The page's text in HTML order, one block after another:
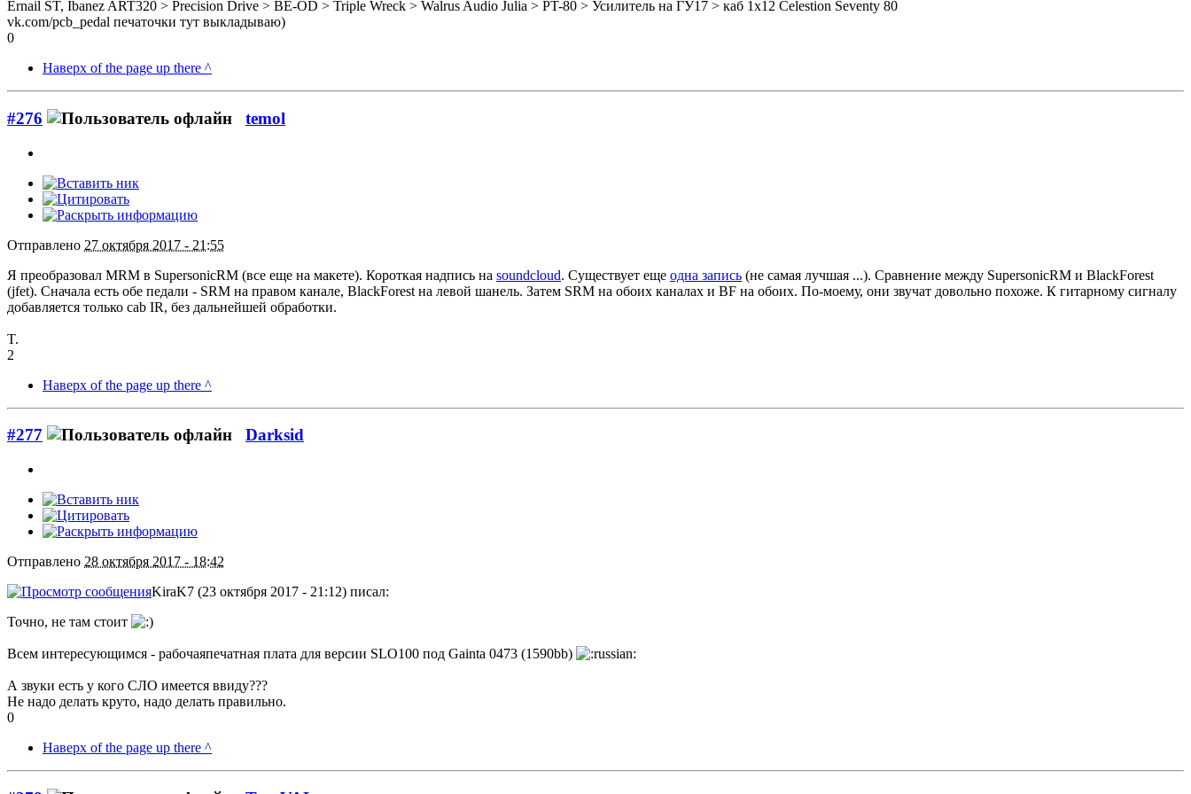
Ernail ST, Ibanez ART320 > Precision Drive > BE-OD > Triple Wreck > Walrus Audio Julia > PT-80 > Усилитель на ГУ17 > каб 1x12 Celestion Seventy 80
vk.com/pcb_pedal печаточки тут выкладываю)
0
Наверх of the page up there ^
#276 temol
Отправлено 27 октября 2017 - 21:55
Я преобразовал MRM в SupersonicRM (все еще на макете). Короткая надпись на soundcloud. Существует еще одна запись (не самая лучшая ...). Сравнение между SupersonicRM и BlackForest
(jfet). Сначала есть обе педали - SRM на правом канале, BlackForest на левой шанель. Затем SRM на обоих каналах и BF на обоих. По-моему, они звучат довольно похоже. К гитарному сигналу
добавляется только cab IR, без дальнейшей обработки.
T.
2
Наверх of the page up there ^
#277 Darksid
Отправлено 28 октября 2017 - 18:42
KiraK7 (23 октября 2017 - 21:12) писал:
Точно, не там стоит
Всем интересующимся - рабочаяпечатная плата для версии SLO100 под Gainta 0473 (1590bb)
А звуки есть у кого СЛО имеется ввиду???
Не надо делать круто, надо делать правильно.
0
Наверх of the page up there ^